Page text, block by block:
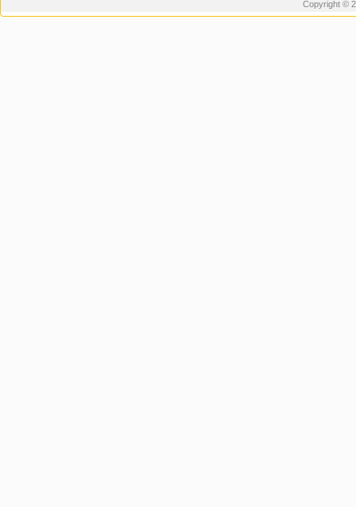
Copyright ©